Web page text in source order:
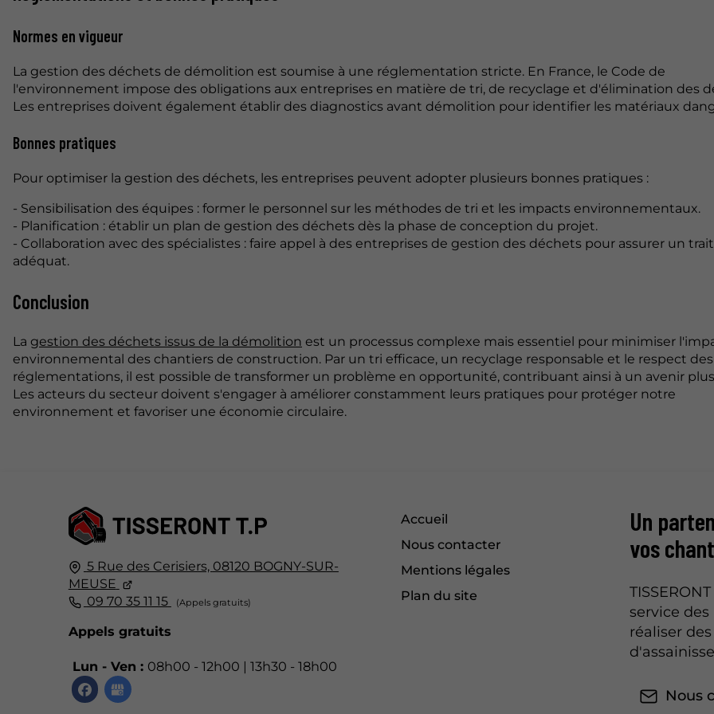
Normes en vigueur
La gestion des déchets de démolition est soumise à une réglementation stricte. En France, le Code de
l'environnement impose des obligations aux entreprises en matière de tri, de recyclage et d'élimination des
Les entreprises doivent également établir des diagnostics avant démolition pour identifier les matériaux
Bonnes pratiques
Pour optimiser la gestion des déchets, les entreprises peuvent adopter plusieurs bonnes pratiques :
- Sensibilisation des équipes : former le personnel sur les méthodes de tri et les impacts environnementaux.
- Planification : établir un plan de gestion des déchets dès la phase de conception du projet.
- Collaboration avec des spécialistes : faire appel à des entreprises de gestion des déchets pour assurer un
adéquat.
Conclusion
La gestion des déchets issus de la démolition est un processus complexe mais essentiel pour minimiser
environnemental des chantiers de construction. Par un tri efficace, un recyclage responsable et le respect des
réglementations, il est possible de transformer un problème en opportunité, contribuant ainsi à un avenir
Les acteurs du secteur doivent s'engager à améliorer constamment leurs pratiques pour protéger notre
environnement et favoriser une économie circulaire.
5 Rue des Cerisiers, 08120 BOGNY-SUR-
MEUSE
09 70 35 11 15
Appels gratuits
Lun - Ven : 08h00 - 12h00 | 13h30 - 18h00
Accueil
Nous contacter
Mentions légales
Plan du site
Un
vos
service
réaliser
Nous